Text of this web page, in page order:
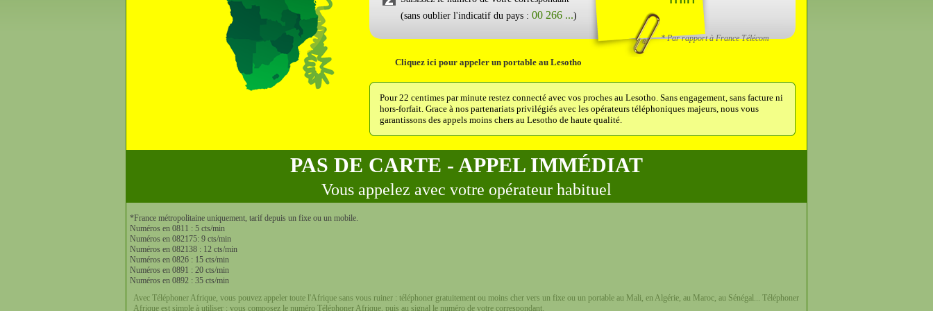
(sans oublier l'indicatif du pays : 00 266 ...)
* Par rapport à France Télécom
Cliquez ici pour appeler un portable au Lesotho
Pour 22 centimes par minute restez connecté avec vos proches au Lesotho. Sans engagement, sans facture ni
hors-forfait. Grace à nos partenariats privilégiés avec les opérateurs téléphoniques majeurs, nous vous
garantissons des appels moins chers au Lesotho de haute qualité.
PAS DE CARTE - APPEL IMMÉDIAT
Vous appelez avec votre opérateur habituel
*France métropolitaine uniquement, tarif depuis un fixe ou un mobile.
Numéros en 0811 : 5 cts/min
Numéros en 082175: 9 cts/min
Numéros en 082138 : 12 cts/min
Numéros en 0826 : 15 cts/min
Numéros en 0891 : 20 cts/min
Numéros en 0892 : 35 cts/min
Avec Téléphoner Afrique, vous pouvez appeler toute l'Afrique sans vous ruiner : téléphoner gratuitement ou moins cher vers un fixe ou un portable au Mali, en Algérie, au Maroc, au Sénégal... Téléphoner
Afrique est simple à utiliser : vous composez le numéro Téléphoner Afrique, puis au signal le numéro de votre correspondant.